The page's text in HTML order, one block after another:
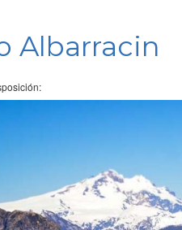
Albarracin